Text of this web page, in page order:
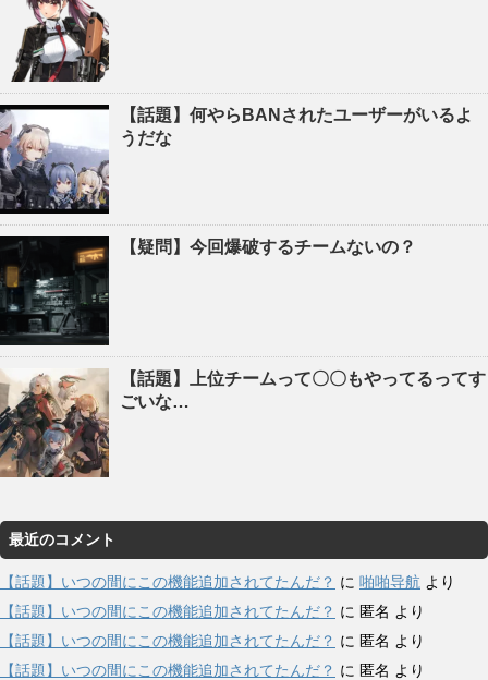
【話題】何やらBANされたユーザーがいるよ
うだな
【疑問】今回爆破するチームないの？
【話題】上位チームって〇〇もやってるってす
ごいな…
最近のコメント
【話題】いつの間にこの機能追加されてたんだ？ に 啪啪导航 より
【話題】いつの間にこの機能追加されてたんだ？ に 匿名 より
【話題】いつの間にこの機能追加されてたんだ？ に 匿名 より
【話題】いつの間にこの機能追加されてたんだ？ に 匿名 より